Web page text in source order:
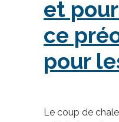
et
ce
pour
Le coup de